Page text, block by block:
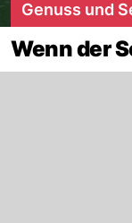
Genuss und
Wenn der